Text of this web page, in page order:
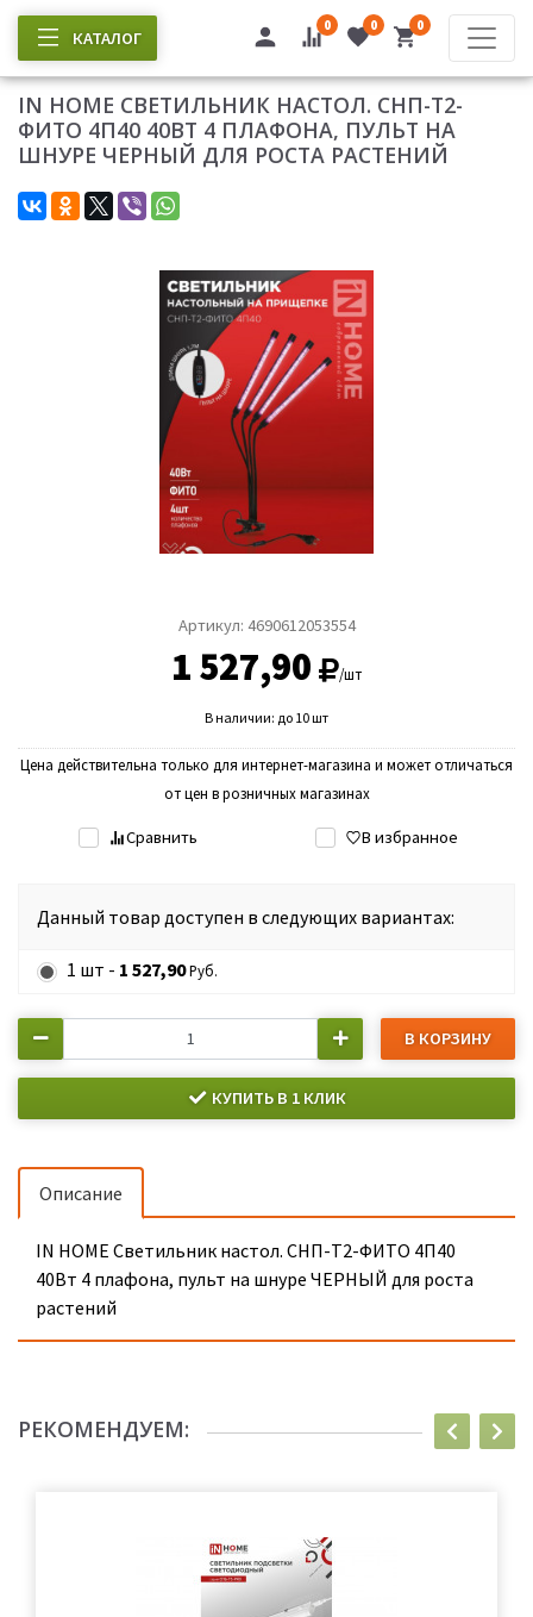
КАТАЛОГ
0 0 0
IN HOME СВЕТИЛЬНИК НАСТОЛ. СНП-Т2-
ФИТО 4П40 40ВТ 4 ПЛАФОНА, ПУЛЬТ НА
ШНУРЕ ЧЕРНЫЙ ДЛЯ РОСТА РАСТЕНИЙ
Артикул: 4690612053554
1 527,90 /шт
В наличии: до 10 шт
Цена действительна только для интернет-магазина и может отличаться
от цен в розничных магазинах
Сравнить В избранное
Данный товар доступен в следующих вариантах:
1 шт - 1 527,90Руб.
В КОРЗИНУ
КУПИТЬ В 1 КЛИК
Описание
IN HOME Светильник настол. СНП-Т2-ФИТО 4П40
40Вт 4 плафона, пульт на шнуре ЧЕРНЫЙ для роста
растений
РЕКОМЕНДУЕМ: